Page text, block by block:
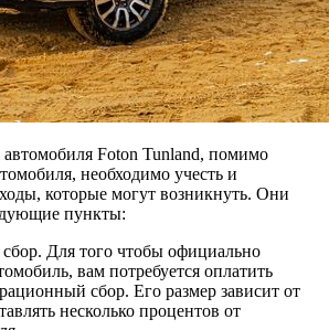
Foton Tunland, помимо
необходимо учесть и
которые могут возникнуть. Они
пункты:
Для того чтобы официально
вам потребуется оплатить
сбор. Его размер зависит от
несколько процентов от